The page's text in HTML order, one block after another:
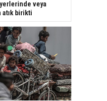
veya
atık birikti